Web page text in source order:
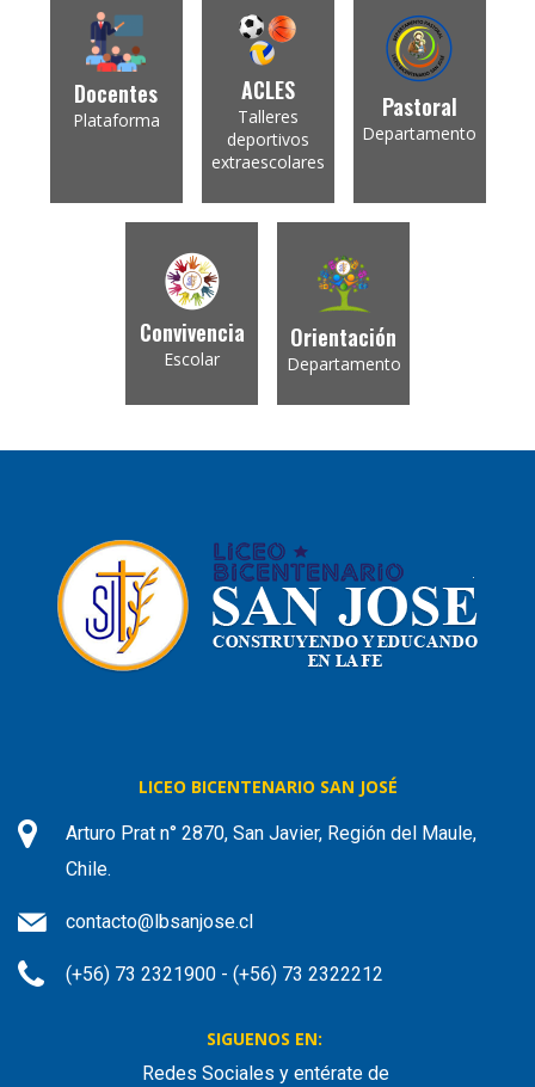
Docentes
Plataforma
ACLES
Talleres
deportivos
extraescolares
Pastoral
Departamento
Convivencia
Escolar
Orientación
Departamento
LICEO BICENTENARIO SAN JOSÉ
Arturo Prat n° 2870, San Javier, Región del Maule,
Chile.
contacto@lbsanjose.cl
(+56) 73 2321900 - (+56) 73 2322212
SIGUENOS EN:
Redes Sociales y entérate de